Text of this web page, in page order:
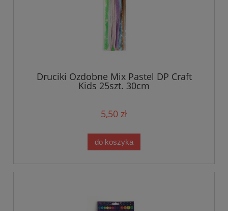
Druciki Ozdobne Mix Pastel DP Craft
Kids 25szt. 30cm
5,50 zł
do koszyka